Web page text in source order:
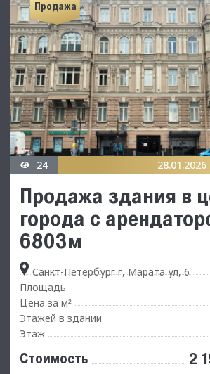
Продажа
24 28.01.2026
Продажа здания в
города с
6803м
Санкт-Петербург г, Марата ул, 6
Площадь
Цена за м²
Этажей в здании
Этаж
Стоимость 2